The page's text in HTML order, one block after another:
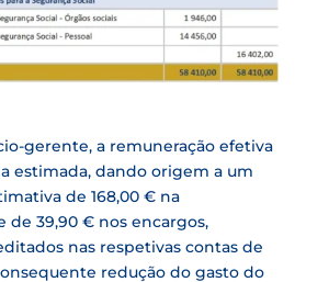
gerente, a remuneração efetiva
estimada, dando origem a um
de 168,00 € na
de 39,90 € nos encargos,
nas respetivas contas de
redução do gasto do